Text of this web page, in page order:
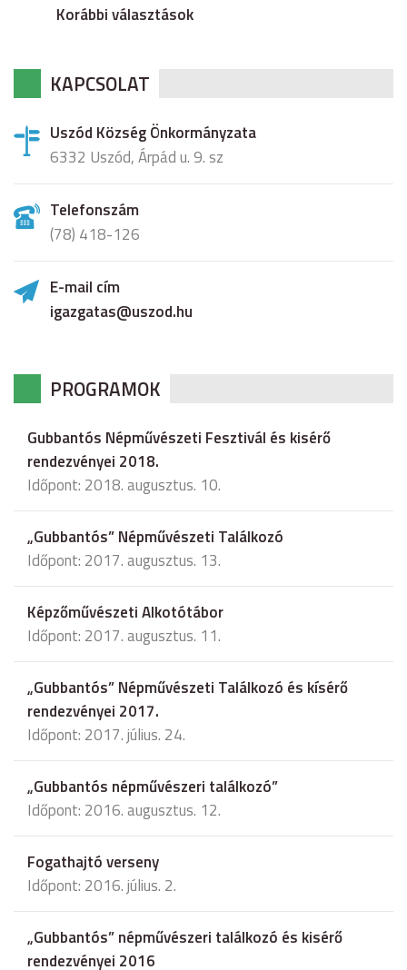
Korábbi választások
KAPCSOLAT
Uszód Község Önkormányzata
6332 Uszód, Árpád u. 9. sz
Telefonszám
(78) 418-126
E-mail cím
igazgatas@uszod.hu
PROGRAMOK
Gubbantós Népművészeti Fesztivál és kisérő
rendezvényei 2018.
Időpont: 2018. augusztus. 10.
„Gubbantós” Népművészeti Találkozó
Időpont: 2017. augusztus. 13.
Képzőművészeti Alkotótábor
Időpont: 2017. augusztus. 11.
„Gubbantós” Népművészeti Találkozó és kísérő
rendezvényei 2017.
Időpont: 2017. július. 24.
„Gubbantós népművészeri találkozó”
Időpont: 2016. augusztus. 12.
Fogathajtó verseny
Időpont: 2016. július. 2.
„Gubbantós” népművészeri találkozó és kisérő
rendezvényei 2016